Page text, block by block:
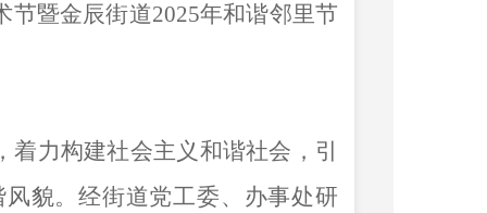
暨金辰街道2025年和谐邻里节
力构建社会主义和谐社会，引
貌。经街道党工委、办事处研